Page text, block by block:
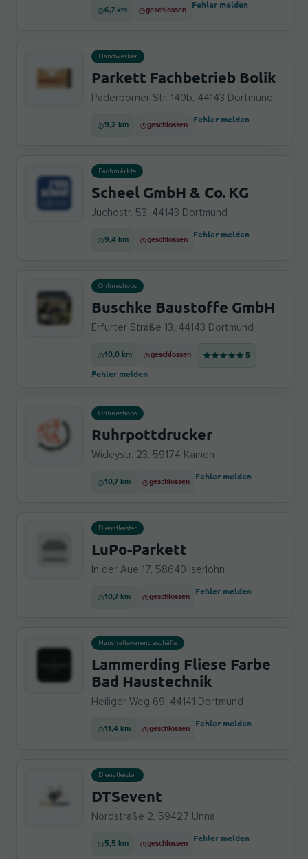
6,7 km geschlossen
Fehler melden
Handwerker
Parkett Fachbetrieb Bolik
Paderborner Str. 140b, 44143 Dortmund
9,2 km geschlossen
Fehler melden
Fachmärkte
Scheel GmbH & Co. KG
Juchostr. 53, 44143 Dortmund
9,4 km geschlossen
Fehler melden
Onlineshops
Buschke Baustoffe GmbH
Erfurter Straße 13, 44143 Dortmund
10,0 km geschlossen 5
Fehler melden
Onlineshops
Ruhrpottdrucker
Wideystr. 23, 59174 Kamen
10,7 km geschlossen
Fehler melden
Dienstleister
LuPo-Parkett
In der Aue 17, 58640 Iserlohn
10,7 km geschlossen
Fehler melden
Haushaltswarengeschäfte
Lammerding Fliese Farbe
Bad Haustechnik
Heiliger Weg 69, 44141 Dortmund
11,4 km geschlossen
Fehler melden
Dienstleister
DTSevent
Nordstraße 2, 59427 Unna
5,5 km geschlossen
Fehler melden